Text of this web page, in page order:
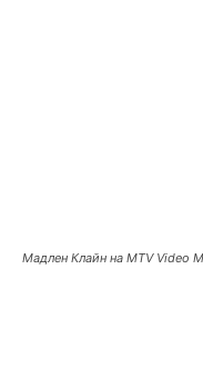
Мадлен Клайн на MTV Video